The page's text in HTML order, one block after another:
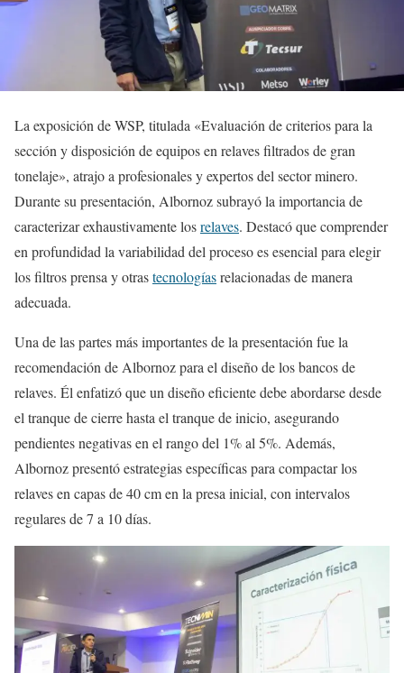
La exposición de WSP, titulada «Evaluación de criterios para la
sección y disposición de equipos en relaves filtrados de gran
tonelaje», atrajo a profesionales y expertos del sector minero.
Durante su presentación, Albornoz subrayó la importancia de
caracterizar exhaustivamente losrelaves. Destacó que comprender
en profundidad la variabilidad del proceso es esencial para elegir
los filtros prensa y otrastecnologíasrelacionadas de manera
adecuada.
Una de las partes más importantes de la presentación fue la
recomendación de Albornoz para el diseño de los bancos de
relaves. Él enfatizó que un diseño eficiente debe abordarse desde
el tranque de cierre hasta el tranque de inicio, asegurando
pendientes negativas en el rango del 1% al 5%. Además,
Albornoz presentó estrategias específicas para compactar los
relaves en capas de 40 cm en la presa inicial, con intervalos
regulares de 7 a 10 días.